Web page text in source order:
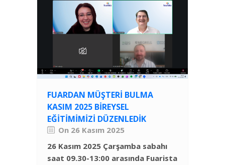
FUARDAN MÜŞTERI BULMA
KASIM 2025 BIREYSEL
EĞITIMIMIZI DÜZENLEDIK
On 26 Kasım 2025
26 Kasım 2025 Çarşamba sabahı
saat 09.30-13:00 arasında Fuarista